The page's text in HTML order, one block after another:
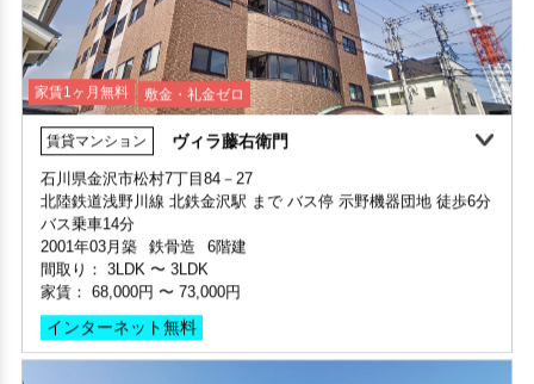
敷金・礼金ゼロ 360°案内 動画案内
部屋号数 505号室
家賃 42,000円・共益費 5,000円
階数 5階
間取り 1DK・専有面積 27.8㎡
敷金 - ・礼金 -
保証人不要・代行 インターネット無料
家賃 79,000円・共益費 9,900円
階数 8階
間取り 1LDK・専有面積 40.05㎡
敷金 2.5ヶ月 ・礼金 2ヶ月
保証人不要・代行 インターネット無料
家賃2ヶ月無料 敷金・礼金ゼロ 360°案内
部屋号数 102号室
家賃 29,000円・共益費 3,000円
階数 1階
間取り 1K・専有面積 23.13㎡
敷金 - ・礼金 -
保証人不要・代行 インターネット無料
家賃1ヶ月無料 敷金・礼金ゼロ
賃貸マンション ヴィラ藤右衛門
石川県金沢市松村7丁目84－27
北陸鉄道浅野川線 北鉄金沢駅 まで バス停 示野機器団地 徒歩6分
バス乗車14分
2001年03月築
間取り： 3LDK 〜 3LDK
家賃： 68,000円 〜 73,000円
インターネット無料